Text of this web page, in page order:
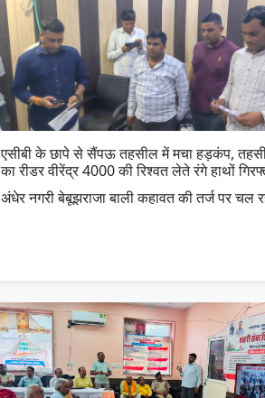
एसीबी के छापे से सैंपऊ तहसील में मचा हड़कंप,
का रीडर वीरेंद्र 4000 की रिश्वत लेते रंगे हाथों
अंधेर नगरी बेबूझराजा बाली कहावत की तर्ज पर चल